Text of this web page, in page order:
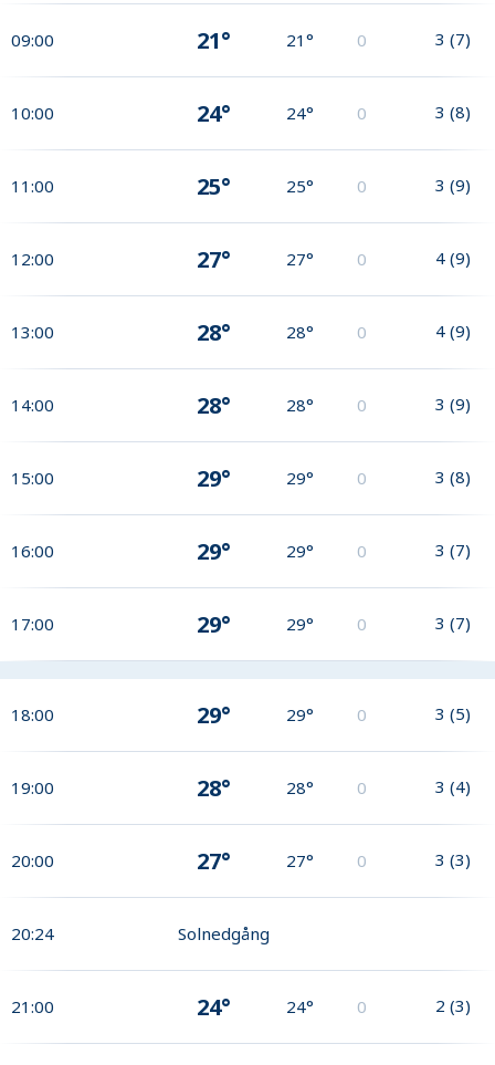
09:00 21° 21° 0 3 (7)
10:00 24° 24° 0 3 (8)
11:00 25° 25° 0 3 (9)
12:00 27° 27° 0 4 (9)
13:00 28° 28° 0 4 (9)
14:00 28° 28° 0 3 (9)
15:00 29° 29° 0 3 (8)
16:00 29° 29° 0 3 (7)
17:00 29° 29° 0 3 (7)
18:00 29° 29° 0 3 (5)
19:00 28° 28° 0 3 (4)
20:00 27° 27° 0 3 (3)
20:24 Solnedgång
21:00 24° 24° 0 2 (3)